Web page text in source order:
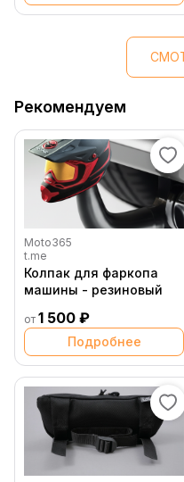
Рекомендуем
Moto365
t.me
Колпак для фаркопа
машины - резиновый
от 1 500 ₽
Подробнее